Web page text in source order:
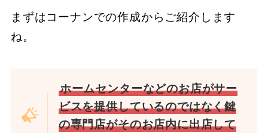
まずはコーナンでの作成からご紹介します
ね。
ホームセンターなどのお店がサー
ビスを提供しているのではなく鍵
の専門店がそのお店内に出店して